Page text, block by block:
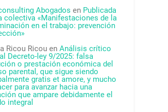
Abogados en Publicada
colectiva «Manifestaciones de la
en el trabajo: prevención
Ricou Ricou enAnálisis crítico
Decreto-ley 9/2025: falsa
o prestación económica del
parental, que sigue siendo
gratis et amore, y mucho
para avanzar hacia una
que ampare debidamente el
integral